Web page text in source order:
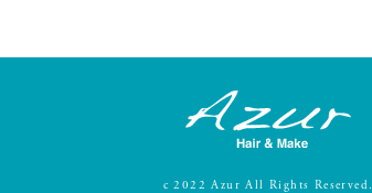
c2022 AzurAll Rights Reserved.